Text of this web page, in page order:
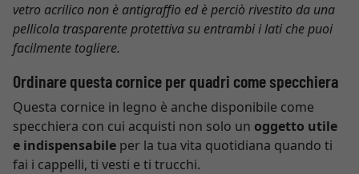
vetro acrilico non è antigraffio ed è perciò rivestito da una
pellicola trasparente protettiva su entrambi i lati che puoi
facilmente togliere.
Ordinare questa cornice per quadri come specchiera
Questa cornice in legno è anche disponibile come
specchiera con cui acquisti non solo un oggetto utile
e indispensabile per la tua vita quotidiana quando ti
fai i cappelli, ti vesti e ti trucchi.